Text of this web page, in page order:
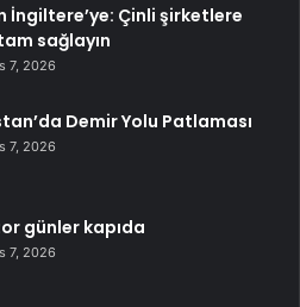
İngiltere’ye: Çinli şirketlere
sağlayın
7, 2026
Demir Yolu Patlaması
7, 2026
günler kapıda
7, 2026